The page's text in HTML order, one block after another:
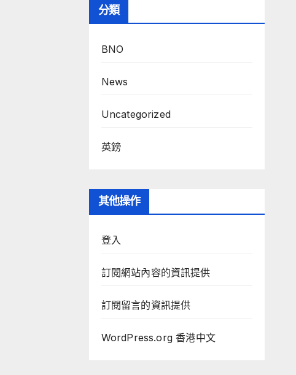
分類
BNO
News
Uncategorized
英鎊
其他操作
登入
訂閱網站內容的資訊提供
訂閱留言的資訊提供
WordPress.org 香港中文